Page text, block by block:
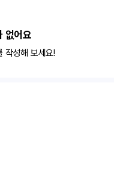
없어요
작성해 보세요!